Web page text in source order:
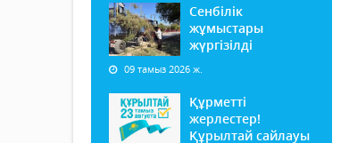
Сенбілік
жұмыстары
жүргізілді
09 тамыз 2026 ж.
Құрметті
жерлестер!
Құрылтай сайлауы